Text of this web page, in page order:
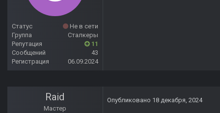
Статус
Не в сети
Группа
Сталкеры
Репутация
11
Сообщений
43
Регистрация
06.09.2024
Raid
Мастер
Опубликовано 18 декабря, 2024